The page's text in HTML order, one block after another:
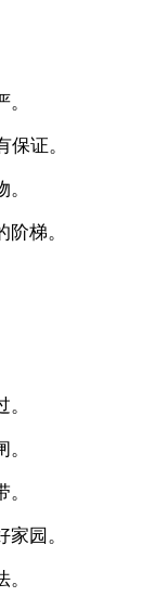
证。
梯。
园。